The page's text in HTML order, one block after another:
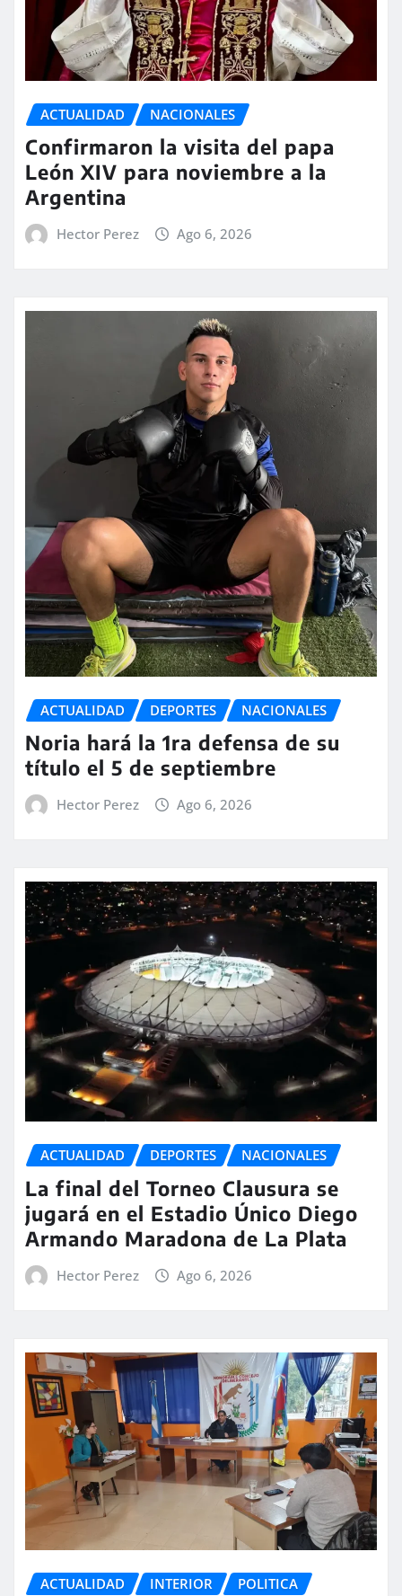
ACTUALIDAD NACIONALES
Confirmaron la visita del papa
León XIV para noviembre a la
Argentina
Hector Perez Ago 6, 2026
ACTUALIDAD DEPORTES NACIONALES
Noria hará la 1ra defensa de su
título el 5 de septiembre
Hector Perez Ago 6, 2026
ACTUALIDAD DEPORTES NACIONALES
La final del Torneo Clausura se
jugará en el Estadio Único Diego
Armando Maradona de La Plata
Hector Perez Ago 6, 2026
ACTUALIDAD INTERIOR
POLITICA